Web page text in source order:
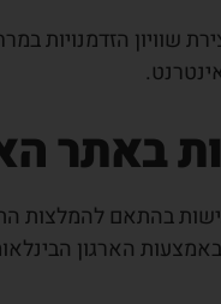
הזדמנויות
באתר